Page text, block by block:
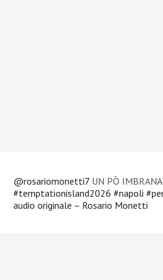
@rosariomonetti7 UN PÒ
#temptationisland2026 #napoli
audio originale – Rosario Monetti